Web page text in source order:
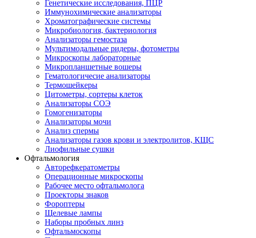
Генетические исследования, ПЦР
Иммунохимические анализаторы
Хроматографические системы
Микробиология, бактериология
Анализаторы гемостаза
Мультимодальные ридеры, фотометры
Микроскопы лабораторные
Микропланшетные вошеры
Гематологичесие анализаторы
Термошейкеры
Цитометры, сортеры клеток
Анализаторы СОЭ
Гомогенизаторы
Анализаторы мочи
Анализ спермы
Анализаторы газов крови и электролитов, КЩС
Лиофильные сушки
Офтальмология
Авторефкератометры
Операционные микроскопы
Рабочее место офтальмолога
Проекторы знаков
Фороптеры
Щелевые лампы
Наборы пробных линз
Офтальмоскопы